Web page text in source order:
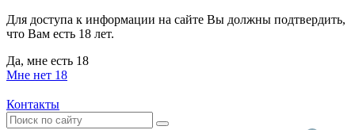
Для доступа к информации на сайте Вы должны подтвердить,
что Вам есть 18 лет.
Да, мне есть 18
Мне нет 18
Контакты